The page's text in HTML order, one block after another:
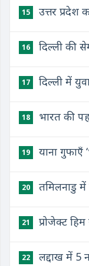
15 उत्तर
16 दिल्ली की
17 दिल्ली में
18 भारत की
19 याना गुफाएँ
20 तमिलनाडु में
21 प्रोजेक्ट
22 लद्दाख में 5